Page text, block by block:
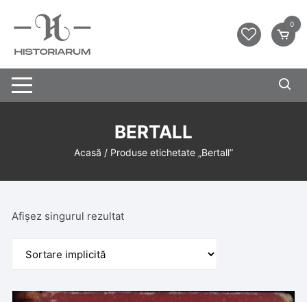
0
BERTALL
Acasă / Produse etichetate „Bertall”
Afișez singurul rezultat